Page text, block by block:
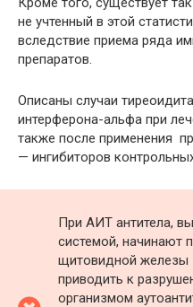
не учтенный в этой
вследствие приема ряда
препаратов.
Описаны случаи
интерферона-альфа при
также после применения
— ингибиторов
При АИТ антитела,
системой, начинают
щитовидной железы
приводить к
организмом